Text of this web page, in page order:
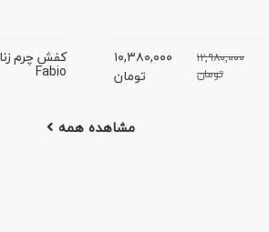
۱۲,۹۸۰,۰۰۰
تومان
۱۰,۳۸۰,۰۰۰
تومان
Fabio
مشاهده همه